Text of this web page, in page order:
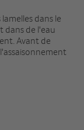
dans le
dans de l'eau
Avant de